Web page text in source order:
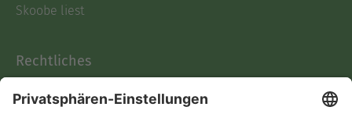
Skoobe liest
Rechtliches
AGB